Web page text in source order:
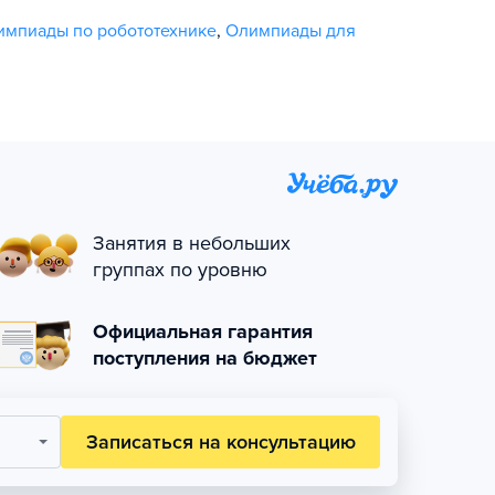
по робототехнике, Олимпиады для
Занятия в небольших
группах по уровню
Официальная гарантия
поступления на бюджет
Записаться на консультацию